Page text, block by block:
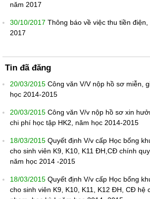
năm 2017
30/10/2017 Thông báo về việc thu tiền
2017
Tin đã đăng
20/03/2015 Công văn V/V nộp hồ sơ miễn,
học 2014-2015
20/03/2015 Công văn V/v nộp hồ sơ xin
chi phí học tập HK2, năm học 2014-2015
18/03/2015 Quyết định V/v cấp Học bổng
cho sinh viên K9, K10, K11 ĐH,CĐ chính
năm học 2014 -2015
18/03/2015 Quyết định V/v cấp Học bổng
cho sinh viên K9, K10, K11, K12 ĐH, CĐ hệ